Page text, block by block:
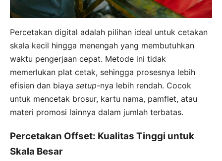
Percetakan digital adalah pilihan ideal untuk cetakan
skala kecil hingga menengah yang membutuhkan
waktu pengerjaan cepat. Metode ini tidak
memerlukan plat cetak, sehingga prosesnya lebih
efisien dan biaya setup-nya lebih rendah. Cocok
untuk mencetak brosur, kartu nama, pamflet, atau
materi promosi lainnya dalam jumlah terbatas.
Percetakan Offset: Kualitas Tinggi untuk
Skala Besar